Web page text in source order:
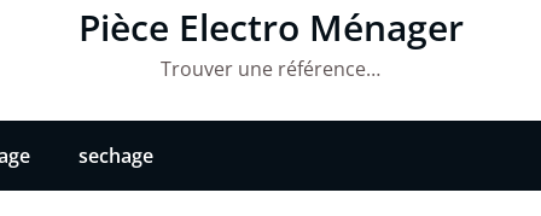
Pièce Electro Ménager
Trouver une référence…
sechage